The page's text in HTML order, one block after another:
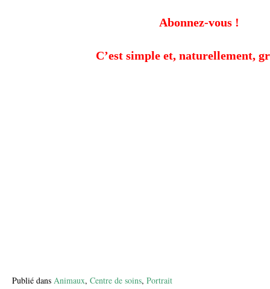
Abonnez-vous !
C’est simple et, naturellement,
Publié dans Animaux, Centre de soins, Portrait